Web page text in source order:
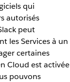
qui
autorisés
peut
les Services à un
certaines
Cloud est activée
pouvons